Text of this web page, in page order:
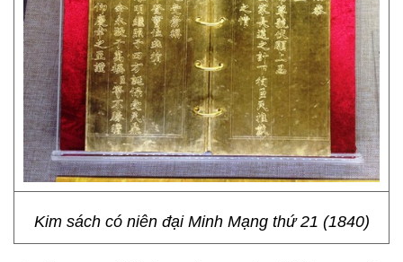
Kim sách có niên đại Minh Mạng thứ 21 (1840)